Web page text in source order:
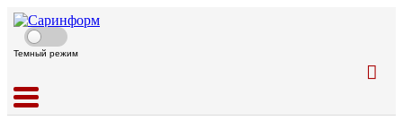
Темный режим